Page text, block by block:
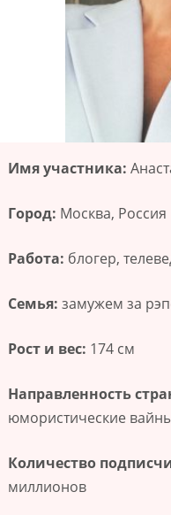
Имя участника:
Город: Москва, Россия
Работа: блогер,
Семья: замужем за
Рост и вес: 174 см
Направленность
юмористические
Количество
миллионов